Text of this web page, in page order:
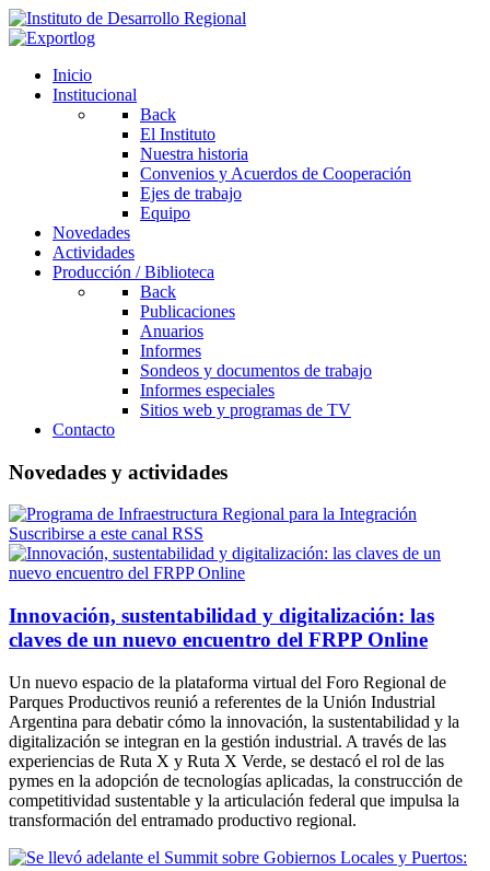
Inicio
Institucional
Back
El Instituto
Nuestra historia
Convenios y Acuerdos de Cooperación
Ejes de trabajo
Equipo
Novedades
Actividades
Producción / Biblioteca
Back
Publicaciones
Anuarios
Informes
Sondeos y documentos de trabajo
Informes especiales
Sitios web y programas de TV
Contacto
Novedades y actividades
Suscribirse a este canal RSS
Innovación, sustentabilidad y digitalización: las
claves de un nuevo encuentro del FRPP Online
Un nuevo espacio de la plataforma virtual del Foro Regional de
Parques Productivos reunió a referentes de la Unión Industrial
Argentina para debatir cómo la innovación, la sustentabilidad y la
digitalización se integran en la gestión industrial. A través de las
experiencias de Ruta X y Ruta X Verde, se destacó el rol de las
pymes en la adopción de tecnologías aplicadas, la construcción de
competitividad sustentable y la articulación federal que impulsa la
transformación del entramado productivo regional.